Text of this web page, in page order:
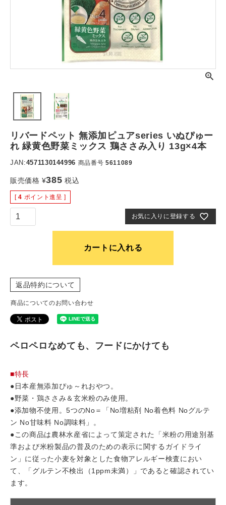
リバードペット 無添加ピュアseries いぬぴゅー
れ 緑黄色野菜ミックス 鶏ささみ入り 13g×4本
JAN:4571130144996 商品番号 5611089
販売価格 ¥385 税込
[ 4 ポイント進呈 ]
お気に入りに登録する
カートに入れる
返品特約について
商品についてのお問い合わせ
ペロペロなめても、フードにかけても
■特長
●日本産無添加ぴゅ～れおやつ。
●野菜・鶏ささみ＆玄米粉のみ使用。
●添加物不使用。5つのNo＝「No増粘剤 No着色料 Noグルテ
ン No甘味料 No調味料」。
●この商品は農林水産省によって策定された「米粉の用途別基
準および米粉製品の普及のための表示に関するガイドライ
ン」に従った小麦を対象とした食物アレルギー検査におい
て、「グルテン不検出（1ppm未満）」であると確認されてい
ます。